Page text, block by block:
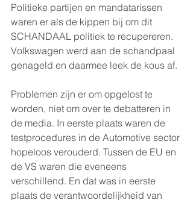
Politieke partijen en mandatarissen
waren er als de kippen bij om dit
SCHANDAAL politiek te recupereren.
Volkswagen werd aan de schandpaal
genageld en daarmee leek de kous af.
Problemen zijn er om opgelost te
worden, niet om over te debatteren in
de media. In eerste plaats waren de
testprocedures in de Automotive sector
hopeloos verouderd. Tussen de EU en
de VS waren die eveneens
verschillend. En dat was in eerste
plaats de verantwoordelijkheid van